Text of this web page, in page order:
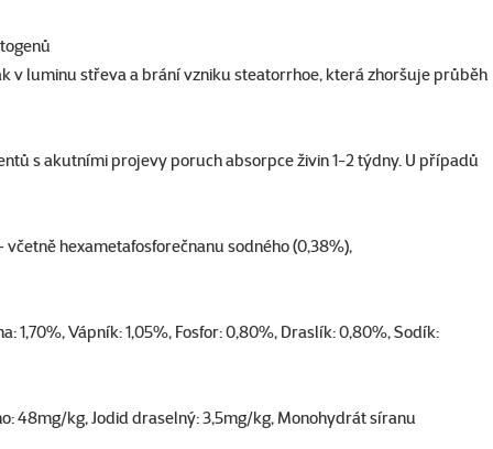
v luminu střeva a brání vzniku steatorrhoe, která zhoršuje průběh
s akutními projevy poruch absorpce živin 1-2 týdny. U případů
hexametafosforečnanu sodného (0,38%),
Vápník: 1,05%, Fosfor: 0,80%, Draslík: 0,80%, Sodík:
48mg/kg, Jodid draselný: 3,5mg/kg, Monohydrát síranu